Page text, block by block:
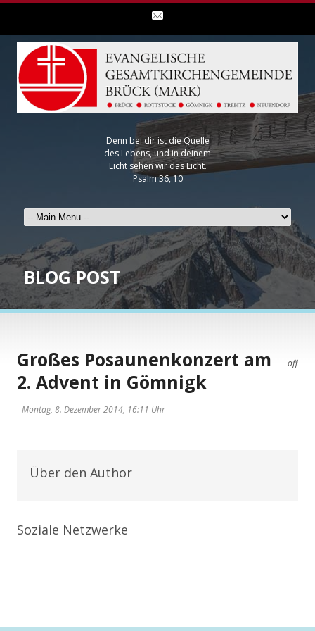
Denn bei dir ist die Quelle
des Lebens, und in deinem
Licht sehen wir das Licht.
Psalm 36, 10
BLOG POST
off
Großes Posaunenkonzert am
2. Advent in Gömnigk
Montag, 8. Dezember 2014, 16:11 Uhr
Über den Author
Soziale Netzwerke